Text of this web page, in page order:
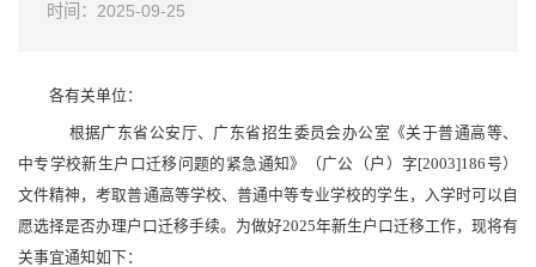
时间：2025-09-25
各有关单位：
根据广东省公安厅、广东省招生委员会办公室《关于普通高等、
中专学校新生户口迁移问题的紧急通知》（广公（户）字[2003]186号）
文件精神，考取普通高等学校、普通中等专业学校的学生，入学时可以自
愿选择是否办理户口迁移手续。为做好2025年新生户口迁移工作，现将有
关事宜通知如下：